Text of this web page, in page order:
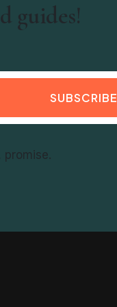
guides!
SUBSCRIBE
promise.